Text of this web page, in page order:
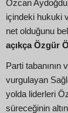
Özcan
içindeki hukuki
net olduğunu
açıkça Özgür
Parti
vurgulayan
yolda liderleri
süreceğinin